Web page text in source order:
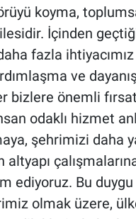
koyma,
İçinden
fazla
ve
bizlere önemli
odaklı hizmet
şehrimizi daha
ediyoruz. Bu
olmak üzere,